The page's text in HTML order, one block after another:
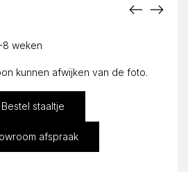
weken
kunnen afwijken van de foto.
Bestel staaltje
afspraak